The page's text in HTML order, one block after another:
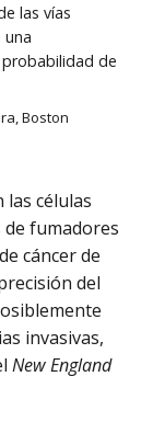
las vías
de
Boston
las células
fumadores
cáncer de
del
invasivas,
New England